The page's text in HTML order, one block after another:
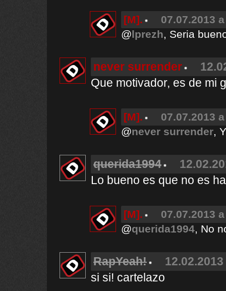
[M].
07.07.2013
@lprezh, Seria
never surrender
Que motivador, es de mi
[M].
07.07.2013
@never surrender,
querida1994
Lo bueno es que no es
[M].
07.07.2013
@querida1994, No
RapYeah!
si si! cartelazo